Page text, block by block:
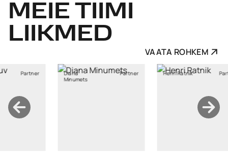
MEIE TIIMI
LIIKMED
VAATA ROHKEM
Partner Henri Ratnik Partner Kristi Sild